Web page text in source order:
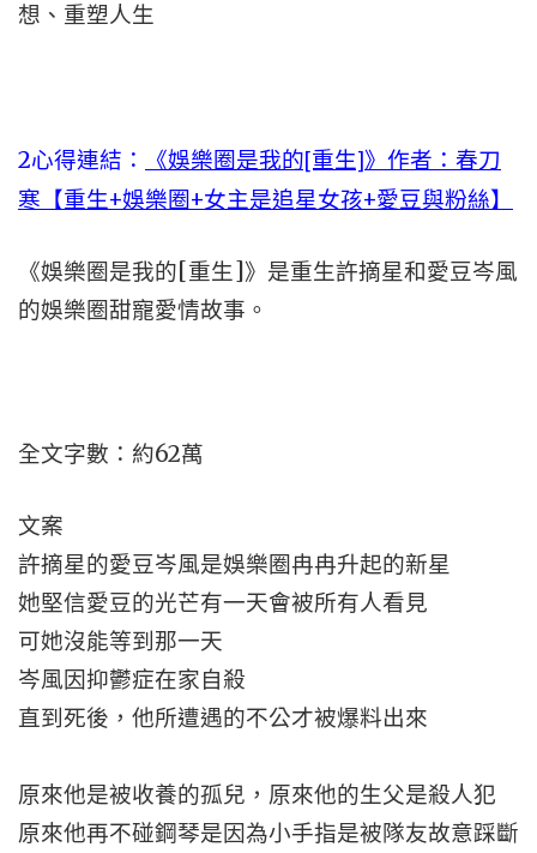
想、重塑人生
2心得連結：
《娛樂圈是我的[重生]》作者：春刀
寒【重生+娛樂圈+女主是追星女孩+愛豆與粉絲】
《娛樂圈是我的[重生]》是重生許摘星和愛豆岑風
的娛樂圈甜寵愛情故事。
全文字數：約62萬
文案
許摘星的愛豆岑風是娛樂圈冉冉升起的新星
她堅信愛豆的光芒有一天會被所有人看見
可她沒能等到那一天
岑風因抑鬱症在家自殺
直到死後，他所遭遇的不公才被爆料出來
原來他是被收養的孤兒，原來他的生父是殺人犯
原來他再不碰鋼琴是因為小手指是被隊友故意踩斷